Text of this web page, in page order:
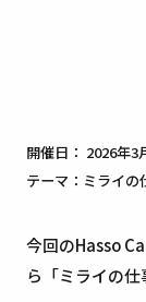
開催日： 2026年3
テーマ：ミライの
今回のHasso
ら「ミライの